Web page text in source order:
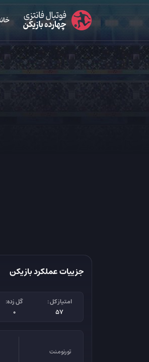
جزییات عملکرد بازیکن
امتیاز کل :
57
گل زده:
0
تورنومنت